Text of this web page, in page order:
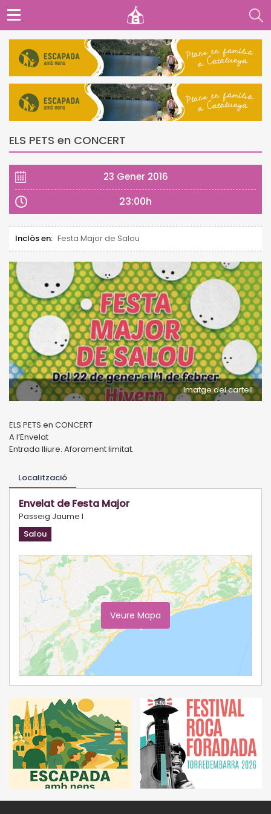
ELS PETS en CONCERT
23 Gener 2016
23:00h
Inclòs en: Festa Major de Salou
Imatge del cartell
ELS PETS en CONCERT
A l’Envelat
Entrada lliure. Aforament limitat.
Localització
Envelat de Festa Major
Passeig Jaume I
Salou
Veure Mapa